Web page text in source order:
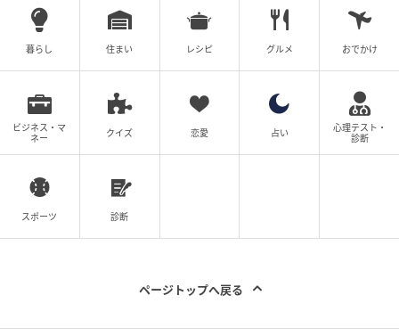
暮らし 住まい レシピ グルメ おでかけ
ビジネス・マ
ネー
クイズ 恋愛 占い
心理テスト・
診断
スポーツ 診断
ページトップへ戻る